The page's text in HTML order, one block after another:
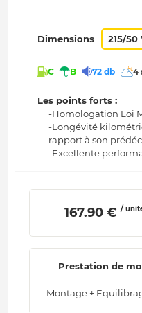
Dimensions 215/50
C B 72 db 4
Les points forts :
-Homologation Loi
-Longévité
rapport à son
-Excellente
167.90 € /
Prestation de
Montage +